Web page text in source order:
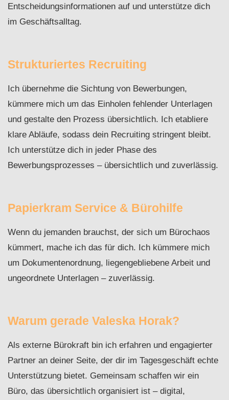
Entscheidungsinformationen auf und unterstütze dich
im Geschäftsalltag.
Strukturiertes Recruiting
Ich übernehme die Sichtung von Bewerbungen,
kümmere mich um das Einholen fehlender Unterlagen
und gestalte den Prozess übersichtlich. Ich etabliere
klare Abläufe, sodass dein Recruiting stringent bleibt.
Ich unterstütze dich in jeder Phase des
Bewerbungsprozesses – übersichtlich und zuverlässig.
Papierkram Service & Bürohilfe
Wenn du jemanden brauchst, der sich um Bürochaos
kümmert, mache ich das für dich. Ich kümmere mich
um Dokumentenordnung, liegengebliebene Arbeit und
ungeordnete Unterlagen – zuverlässig.
Warum gerade Valeska Horak?
Als externe Bürokraft bin ich erfahren und engagierter
Partner an deiner Seite, der dir im Tagesgeschäft echte
Unterstützung bietet. Gemeinsam schaffen wir ein
Büro, das übersichtlich organisiert ist – digital,